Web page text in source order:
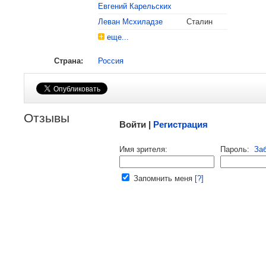
Евгений Карельских
Леван Мсхиладзе
Сталин
еще...
Страна: Россия
Отзывы Войти | Регистрация
Имя зрителя: Пароль:
Запомнить меня [?]